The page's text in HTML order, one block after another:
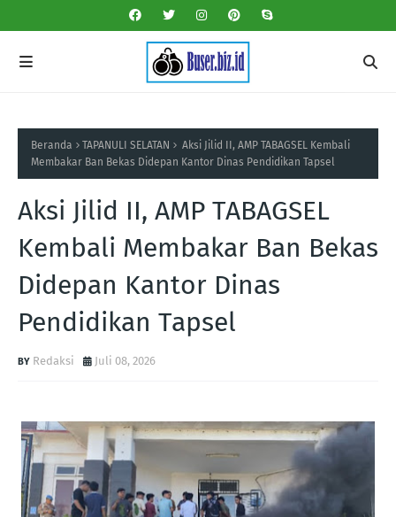
Beranda TAPANULI SELATAN
Aksi Jilid II, AMP TABAGSEL Kembali
Membakar Ban Bekas Didepan Kantor Dinas Pendidikan Tapsel
Aksi Jilid II, AMP TABAGSEL
Kembali Membakar Ban Bekas
Didepan Kantor Dinas
Pendidikan Tapsel
Redaksi Juli 08, 2026